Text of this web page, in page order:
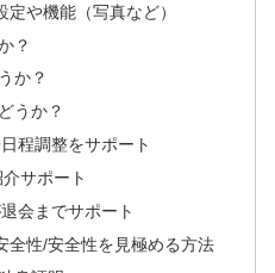
や機能（写真など）
？
か？
うか？
程調整をサポート
サポート
会までサポート
全性/安全性を見極める方法